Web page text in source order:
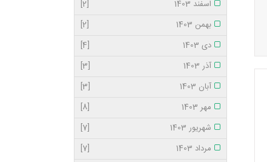
اسفند 1403
[2]
بهمن 1403
[2]
دی 1403
[4]
آذر 1403
[3]
آبان 1403
[3]
مهر 1403
[8]
شهریور 1403
[7]
مرداد 1403
[7]